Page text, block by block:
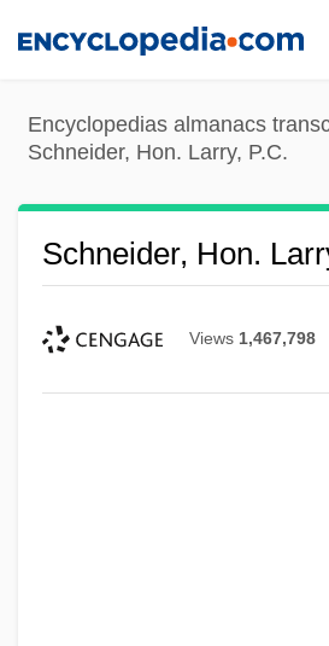
content
Encyclopedias almanacs
Schneider, Hon. Larry, P.C.
Schneider, Hon.
Views 1,467,798